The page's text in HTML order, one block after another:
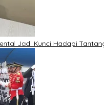
Jadi Kunci Hadapi